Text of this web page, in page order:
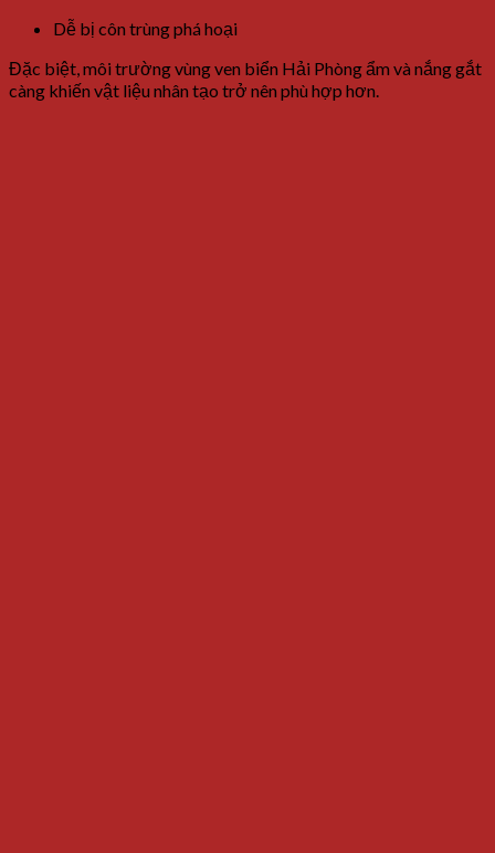
Dễ bị côn trùng phá hoại
Đặc biệt, môi trường vùng ven biển Hải Phòng ẩm và nắng gắt
càng khiến vật liệu nhân tạo trở nên phù hợp hơn.